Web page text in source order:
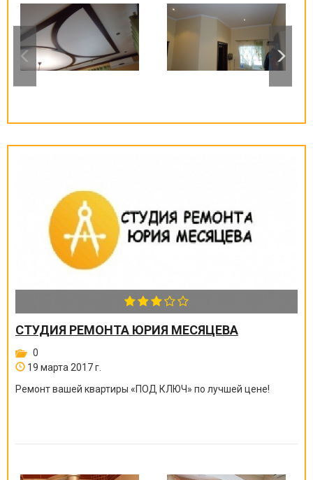
СТУДИЯ РЕМОНТА ЮРИЯ МЕСЯЦЕВА
0
19 марта 2017 г.
Ремонт вашей квартиры «ПОД КЛЮЧ» по лучшей цене!